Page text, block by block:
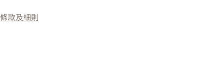
條款及細則